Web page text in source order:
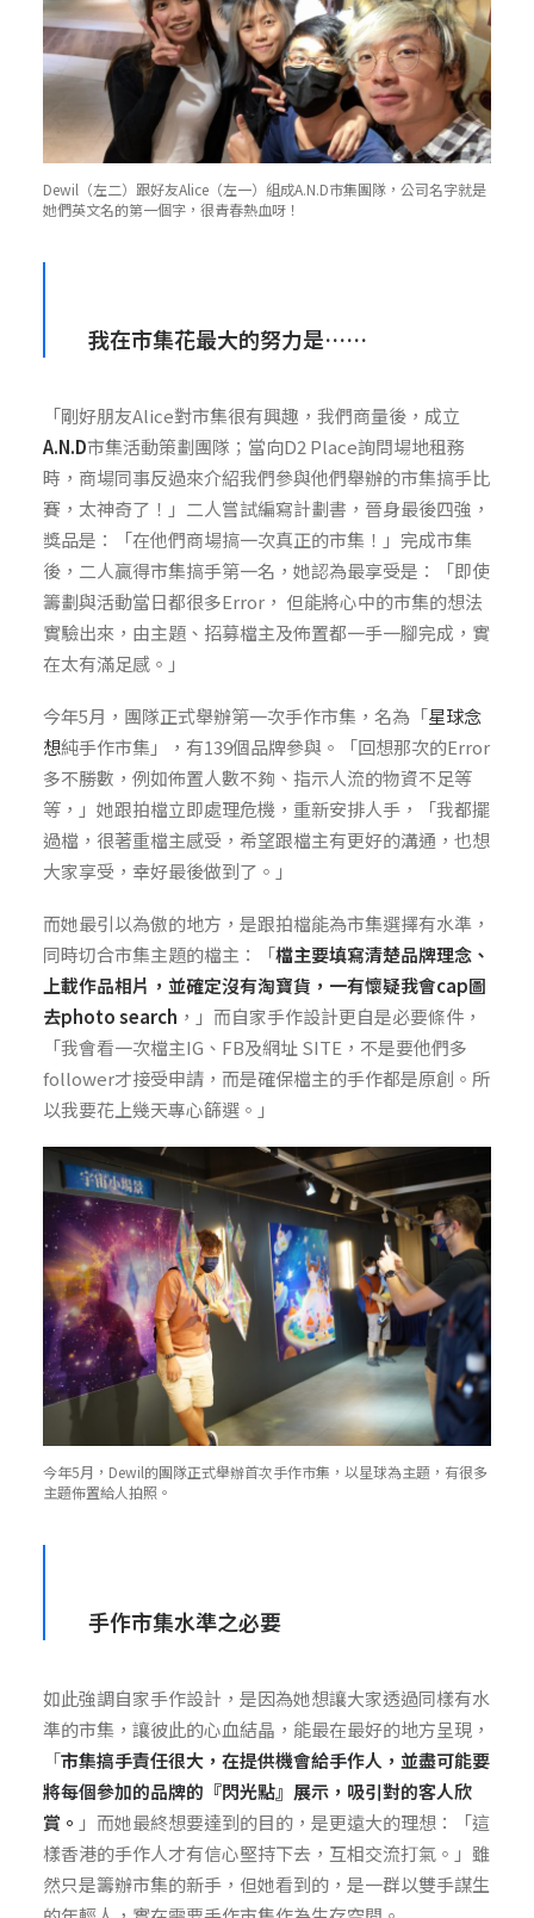
Dewil（左二）跟好友Alice（左一）組成A.N.D市集團隊，公司名字就是
她們英文名的第一個字，很青春熱血呀！
我在市集花最大的努力是……
「剛好朋友Alice對市集很有興趣，我們商量後，成立
A.N.D市集活動策劃團隊；當向D2 Place詢問場地租務
時 ，商場同事反過來介紹我們參與他們舉辦的市集搞手比
賽，太神奇了！」二人嘗試編寫計劃書，晉身最後四強，
獎品是：「在他們商場搞一次真正的市集！」完成市集
後，二人贏得市集搞手第一名，她認為最享受是：「即使
籌劃與活動當日都很多Error， 但能將心中的市集的想法
實驗出來，由主題、招募檔主及佈置都一手一腳完成，實
在太有滿足感。」
今年5月，團隊正式舉辦第一次手作市集，名為「星球念
想純手作市集」，有139個品牌參與。「回想那次的Error
多不勝數 ，例如佈置人數不夠、指示人流的物資不足等
等，」她跟拍檔立即處理危機，重新安排人手，「我都擺
過檔，很著重檔主感受，希望跟檔主有更好的溝通，也想
大家享受，幸好最後做到了。」
而她最引以為傲的地方，是跟拍檔能為市集選擇有水準，
同時切合市集主題的檔主：「檔主要填寫清楚品牌理念、
上載作品相片，並確定沒有淘寶貨，一有懷疑我會cap圖
去photo search ，」 而自家手作設計更自是必要條件，
「我會看一次檔主IG、 FB及網址SITE，不是要他們多
follower才接受申請，而是確保檔主的手作都是原創。所
以我要花上幾天專心篩選。」
今年5月，Dewil的團隊正式舉辦首次手作市集，以星球為主題，有很多
主題佈置給人拍照。
手作市集水準之必要
如此強調自家手作設計，是因為她想讓大家透過同樣有水
準的市集，讓彼此的心血結晶，能最在最好的地方呈現，
「市集搞手責任很大，在提供機會給手作人，並盡可能要
將每個參加的品牌的『閃光點』展示，吸引對的客人欣
賞。 」而她最終想要達到的目的，是更遠大的理想：「這
樣香港的手作人才有信心堅持下去，互相交流打氣。」雖
然只是籌辦市集的新手，但她看到的，是一群以雙手謀生